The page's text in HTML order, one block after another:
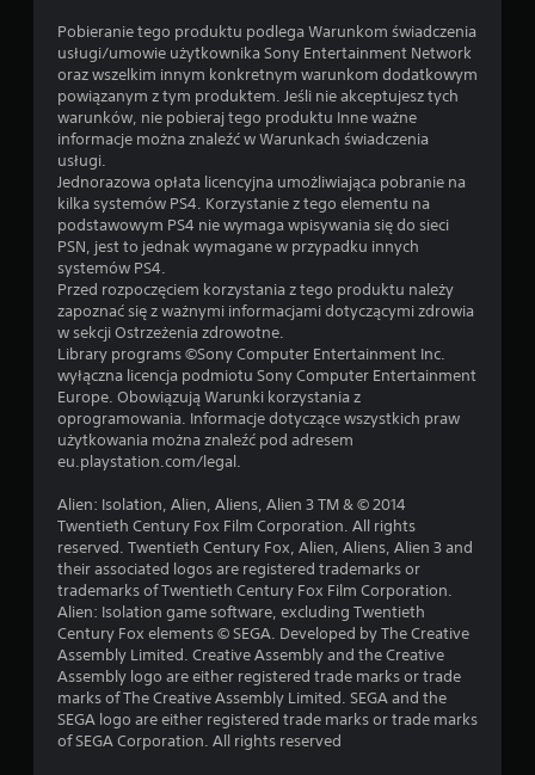
Pobieranie tego produktu podlega Warunkom świadczenia
usługi/umowie użytkownika Sony Entertainment Network
oraz wszelkim innym konkretnym warunkom dodatkowym
powiązanym z tym produktem. Jeśli nie akceptujesz tych
warunków, nie pobieraj tego produktu Inne ważne
informacje można znaleźć w Warunkach świadczenia
usługi.
Jednorazowa opłata licencyjna umożliwiająca pobranie na
kilka systemów PS4. Korzystanie z tego elementu na
podstawowym PS4 nie wymaga wpisywania się do sieci
PSN, jest to jednak wymagane w przypadku innych
systemów PS4.
Przed rozpoczęciem korzystania z tego produktu należy
zapoznać się z ważnymi informacjami dotyczącymi zdrowia
w sekcji Ostrzeżenia zdrowotne.
Library programs ©Sony Computer Entertainment Inc.
wyłączna licencja podmiotu Sony Computer Entertainment
Europe. Obowiązują Warunki korzystania z
oprogramowania. Informacje dotyczące wszystkich praw
użytkowania można znaleźć pod adresem
eu.playstation.com/legal.
Alien: Isolation, Alien, Aliens, Alien 3 TM & © 2014
Twentieth Century Fox Film Corporation. All rights
reserved. Twentieth Century Fox, Alien, Aliens, Alien 3 and
their associated logos are registered trademarks or
trademarks of Twentieth Century Fox Film Corporation.
Alien: Isolation game software, excluding Twentieth
Century Fox elements © SEGA. Developed by The Creative
Assembly Limited. Creative Assembly and the Creative
Assembly logo are either registered trade marks or trade
marks of The Creative Assembly Limited. SEGA and the
SEGA logo are either registered trade marks or trade marks
of SEGA Corporation. All rights reserved